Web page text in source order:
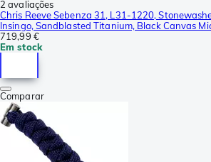
2 avaliações
Chris Reeve Sebenza 31, L31-1220,
Insingo, Sandblasted Titanium, Black Canvas
719,99 €
Em stock
Comparar